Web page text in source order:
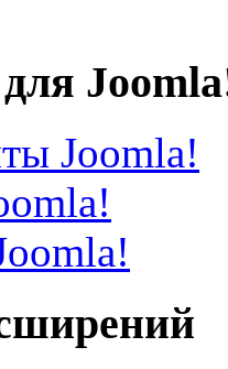
Joomla!